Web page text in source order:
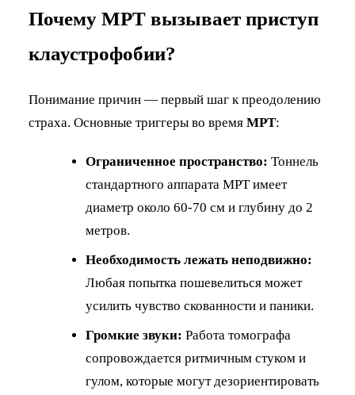
Почему МРТ вызывает приступ
клаустрофобии?
Понимание причин — первый шаг к преодолению
страха. Основные триггеры во время МРТ:
Ограниченное пространство: Тоннель
стандартного аппарата МРТ имеет
диаметр около 60-70 см и глубину до 2
метров.
Необходимость лежать неподвижно:
Любая попытка пошевелиться может
усилить чувство скованности и паники.
Громкие звуки: Работа томографа
сопровождается ритмичным стуком и
гулом, которые могут дезориентировать